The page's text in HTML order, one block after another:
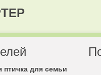
птичка для семьи